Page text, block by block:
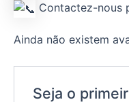
Contactez-nous
Ainda não existem
Seja o